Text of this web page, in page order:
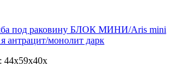
под раковину БЛОК МИНИ/Aris mini
антрацит/монолит дарк